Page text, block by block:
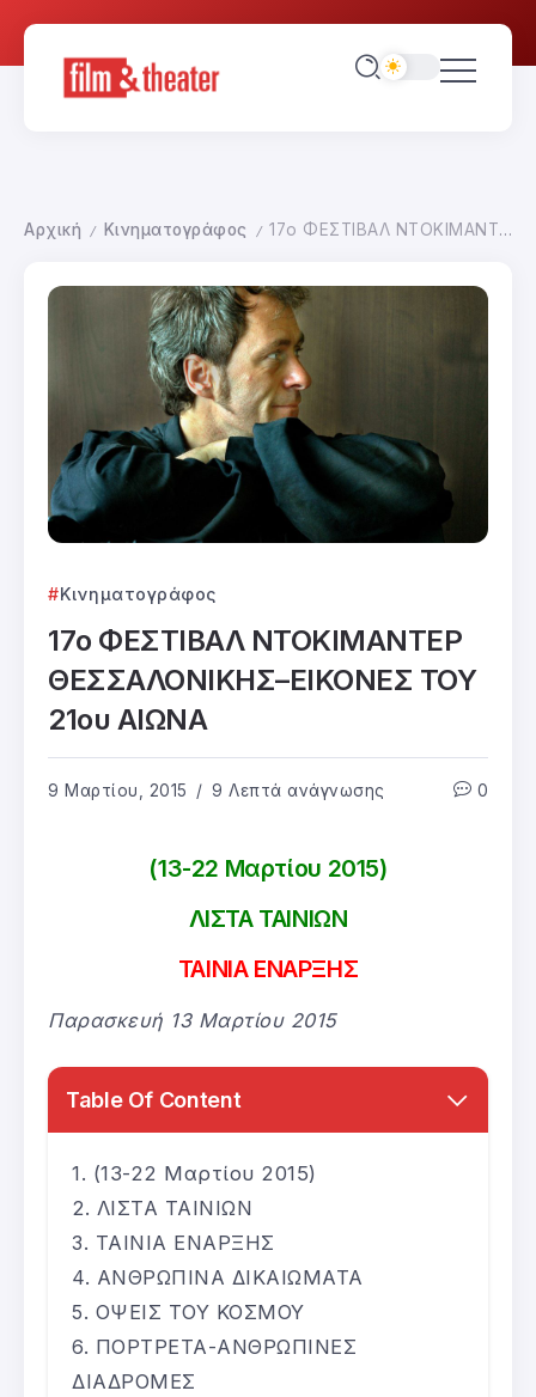
Αρχική / Κινηματογράφος / 17ο ΦΕΣΤΙΒΑΛ ΝΤΟΚΙΜΑΝΤΕΡ ΘΕΣΣΑΛΟΝΙΚΗΣ–ΕΙΚΟΝΕΣ ΤΟΥ 21ου ΑΙΩΝΑ
Κινηματογράφος
17ο ΦΕΣΤΙΒΑΛ ΝΤΟΚΙΜΑΝΤΕΡ
ΘΕΣΣΑΛΟΝΙΚΗΣ–ΕΙΚΟΝΕΣ ΤΟΥ
21ου ΑΙΩΝΑ
9 Μαρτίου, 2015 9 Λεπτά ανάγνωσης 0
(13-22 Μαρτίου 2015)
ΛΙΣΤΑ ΤΑΙΝΙΩΝ
TAINIA ΕΝΑΡΞΗΣ
Παρασκευή 13 Μαρτίου 2015
Table Of Content
(13-22 Μαρτίου 2015)
ΛΙΣΤΑ ΤΑΙΝΙΩΝ
TAINIA ΕΝΑΡΞΗΣ
ΑΝΘΡΩΠΙΝΑ ΔΙΚΑΙΩΜΑΤΑ
ΟΨΕΙΣ ΤΟΥ ΚΟΣΜΟΥ
ΠΟΡΤΡΕΤΑ-ΑΝΘΡΩΠΙΝΕΣ
ΔΙΑΔΡΟΜΕΣ